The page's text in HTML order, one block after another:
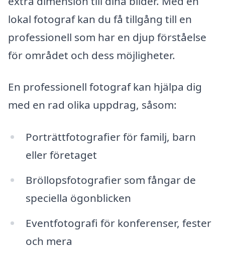
lokal fotograf kan du få tillgång till en
professionell som har en djup förståelse
för området och dess möjligheter.
En professionell fotograf kan hjälpa dig
med en rad olika uppdrag, såsom:
Porträttfotografier för familj, barn
eller företaget
Bröllopsfotografier som fångar de
speciella ögonblicken
Eventfotografi för konferenser, fester
och mera